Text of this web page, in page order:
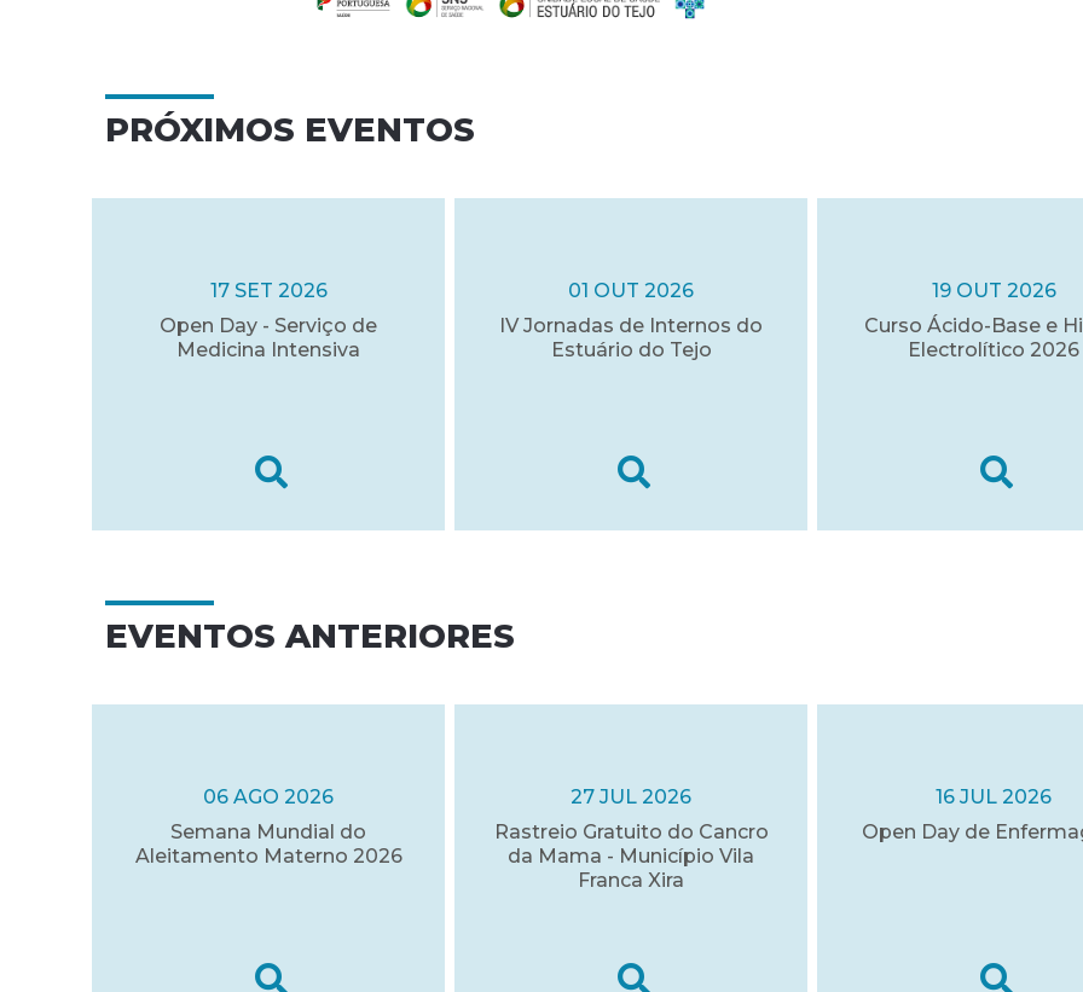
PRÓXIMOS EVENTOS
17 SET 2026
Open Day - Serviço de
Medicina Intensiva
01 OUT 2026
IV Jornadas de Internos do
Estuário do Tejo
19 OUT 2026
Curso Ácido-Base e
Electrolítico 2026
EVENTOS ANTERIORES
06 AGO 2026
Semana Mundial do
Aleitamento Materno 2026
27 JUL 2026
Rastreio Gratuito do Cancro
da Mama - Município Vila
Franca Xira
16 JUL 2026
Open Day de